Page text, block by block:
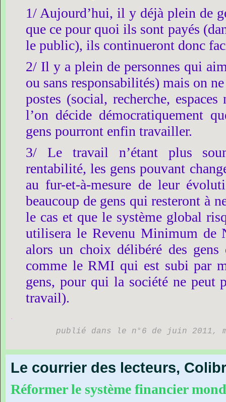
1/ Aujourd’hui, il y déjà plein de
que ce pour quoi ils sont payés
le public), ils continueront donc
2/ Il y a plein de personnes qui
ou sans responsabilités) mais on ne
postes (social, recherche, espaces
l’on décide démocratiquement
gens pourront enfin travailler.
3/
Le travail n’étant plus
rentabilité, les gens pouvant
au fur-et-à-mesure de leur
beaucoup de gens qui resteront à
le cas et que le système global
utilisera le Revenu Minimum de
alors un choix délibéré des gens
comme le RMI qui est subi par
gens, pour qui la société ne peut
travail).
.
publié dans le n°6 de juin 2011,
Le courrier des lecteurs,
Réformer le système financier